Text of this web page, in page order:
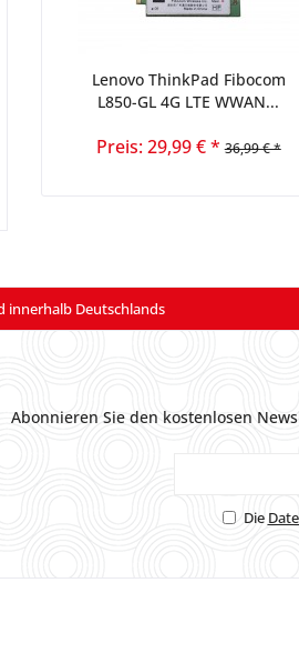
Lenovo ThinkPad Fibocom
L850-GL 4G LTE WWAN...
Preis: 29,99 € * 36,99 € *
innerhalb Deutschlands
Abonnieren Sie den kostenlosen
Die